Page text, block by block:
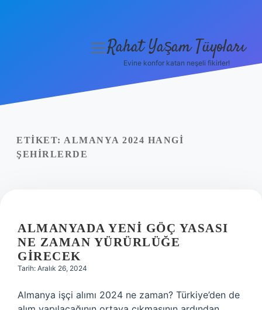
Yasal Uyarı
menüyü
Rahat Yaşam Tüyoları
Evine konfor katan neşeli fikirler!
ETIKET: ALMANYA 2024 HANGI
ŞEHIRLERDE
ALMANYADA YENI GÖÇ YASASI
NE ZAMAN YÜRÜRLÜĞE
GIRECEK
Tarih: Aralık 26, 2024
Almanya işçi alımı 2024 ne zaman? Türkiye’den de